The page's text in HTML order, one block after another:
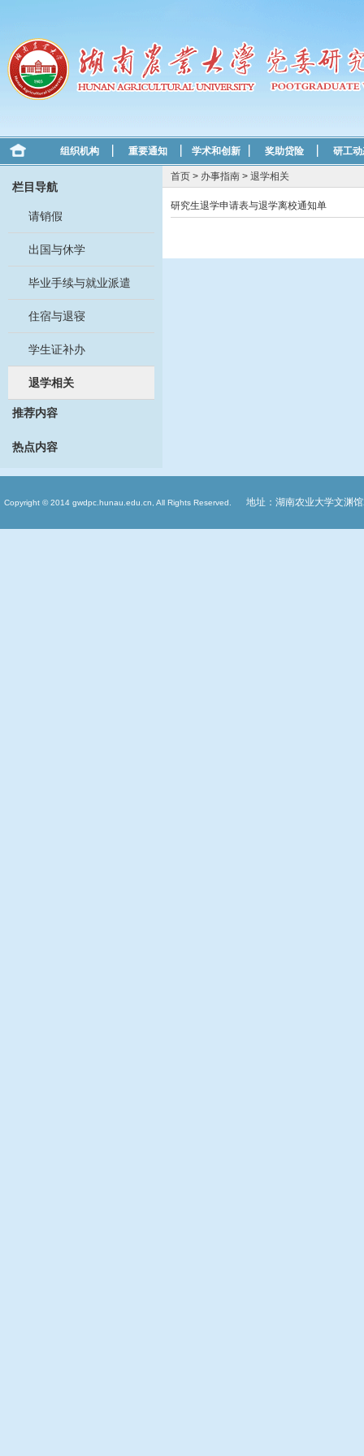
组织机构 重要通知 学术和创新 奖助贷险 研工
栏目导航
请销假
出国与休学
毕业手续与就业派遣
住宿与退寝
学生证补办
退学相关
推荐内容
热点内容
首页 > 办事指南 > 退学相关
研究生退学申请表与退学离校通知单
Copyright © 2014 gwdpc.hunau.edu.cn, All Rights Reserved. 地址：湖南农业大学文渊